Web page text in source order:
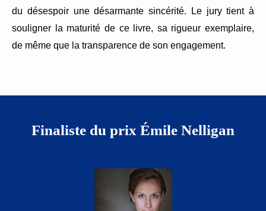
du désespoir une désarmante sincérité. Le jury tient à
souligner la maturité de ce livre, sa rigueur exemplaire,
de même que la transparence de son engagement.
Finaliste du prix Émile Nelligan